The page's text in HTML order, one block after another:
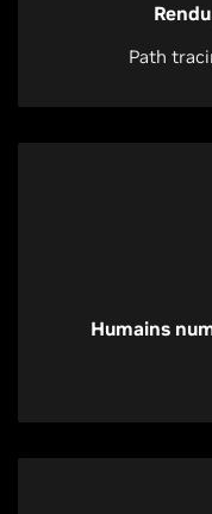
Path
Humains